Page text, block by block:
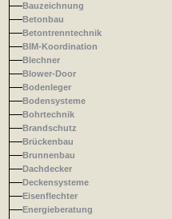
Bauzeichnung
Betonbau
Betontrenntechnik
BIM-Koordination
Blechner
Blower-Door
Bodenleger
Bodensysteme
Bohrtechnik
Brandschutz
Brückenbau
Brunnenbau
Dachdecker
Deckensysteme
Eisenflechter
Energieberatung